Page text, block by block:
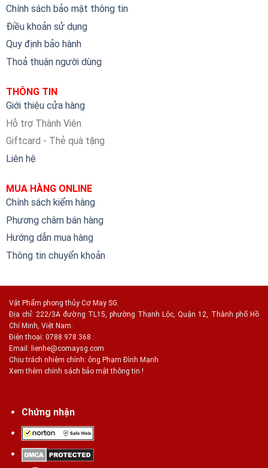
Chính sách bảo mật thông tin
Điều khoản sử dụng
Quy định bảo hành
Thoả thuận người dùng
THÔNG TIN
Giới thiệu cửa hàng
Hỗ trợ Thành Viên
Giftcard - Thẻ quà tặng
Liên hệ
MUA HÀNG ONLINE
Chính sách kiểm hàng
Phương châm bán hàng
Hướng dẫn mua hàng
Thông tin chuyển khoản
Vật Phẩm phong thủy Cơ May SG.
Địa chỉ: 222/3A đường TL15, phường Thạnh Lộc, Quận 12, Thành phố Hồ
Chí Minh, Việt Nam.
Điện thoại: 0788 978 368 .
Email: lienhe@comaysg.com
Chịu trách nhiệm chính: ông Phạm Đình Mạnh
Xem thêm chính sách bảo mật thông tin !
Chứng nhận